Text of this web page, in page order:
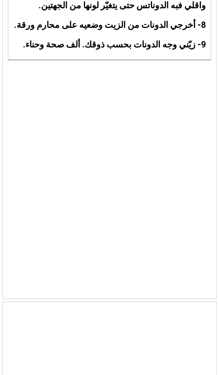
واقلي فبه الدوناتس حتى يتغيّر لونها من الجهتين.
8- أخرجي الدونات من الزيت وضعيه على محارم ورقة.
9- زيّني وجه الدونات بحسب ذوقك. ألف صحة وحناء.